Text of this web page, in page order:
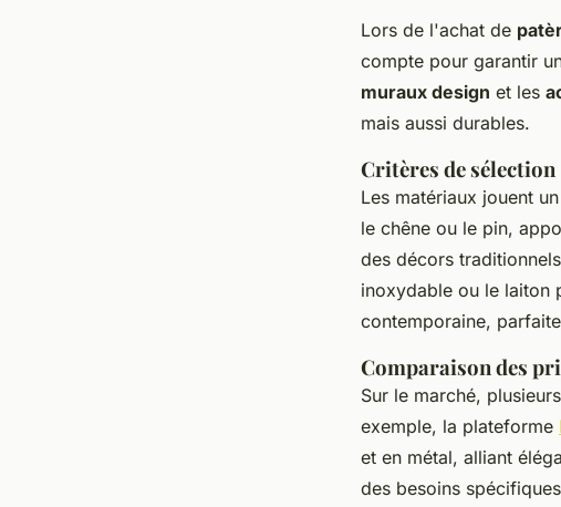
Lors de l'achat de
compte pour garantir
muraux design et les
mais aussi durables.
Critères de
Les matériaux jouent
le chêne ou le pin,
des décors
inoxydable ou le laiton
contemporaine,
Comparaison des
Sur le marché,
exemple, la plateforme
et en métal, alliant
des besoins